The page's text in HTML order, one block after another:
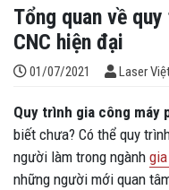
Tổng quan về
CNC hiện đại
01/07/2021 Đăng bởi
Laser
Quy trình gia công máy
biết chưa? Có thể quy
người làm trong ngành
những người mới quan